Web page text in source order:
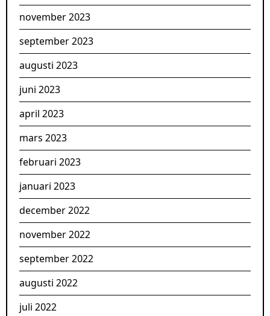
november 2023
september 2023
augusti 2023
juni 2023
april 2023
mars 2023
februari 2023
januari 2023
december 2022
november 2022
september 2022
augusti 2022
juli 2022